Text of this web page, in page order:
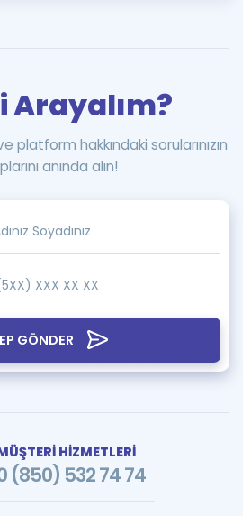
GÖNDER
Arayalım?
platform hakkındaki sorularınızın
anında alın!
HİZMETLERİ
(850) 532 74 74